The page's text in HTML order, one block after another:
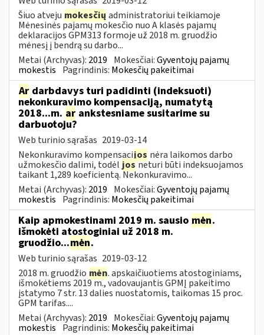
Šiuo atveju mokesčių administratoriui teikiamoje
Mėnesinės pajamų mokesčio nuo A klasės pajamų
deklaracijos GPM313 formoje už 2018 m. gruodžio
mėnesį į bendrą su darbo...
Metai (Archyvas): 2019 Mokesčiai:Gyventojų pajamų
mokestis Pagrindinis: Mokesčių pakeitimai
Ar darbdavys turi padidinti (indeksuoti)
nekonkuravimo kompensaciją, numatytą
2018...m. ar ankstesniame susitarime su
darbuotoju?
Web turinio sąrašas 2019-03-14
Nekonkuravimo kompensacijos nėra laikomos darbo
užmokesčio dalimi, todėl josneturi būti indeksuojamos
taikant 1,289 koeficientą. Nekonkuravimo...
Metai (Archyvas): 2019 Mokesčiai:Gyventojų pajamų
mokestis Pagrindinis: Mokesčių pakeitimai
Kaip apmokestinami 2019 m. sausio mėn.
išmokėti atostoginiai už 2018 m.
gruodžio...mėn.
Web turinio sąrašas 2019-03-12
2018 m. gruodžio mėn. apskaičiuotiems atostoginiams,
išmokėtiems 2019 m., vadovaujantis GPMĮ pakeitimo
įstatymo 7 str. 13 dalies nuostatomis, taikomas 15 proc.
GPM tarifas....
Metai (Archyvas): 2019 Mokesčiai:Gyventojų pajamų
mokestis Pagrindinis: Mokesčių pakeitimai